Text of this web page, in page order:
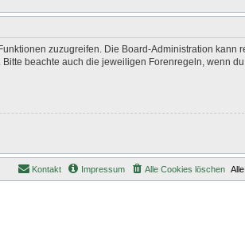
zuzugreifen. Die Board-Administration kann
beachte auch die jeweiligen Forenregeln, wenn
Alle Cookies löschen
Impressum
Kontakt